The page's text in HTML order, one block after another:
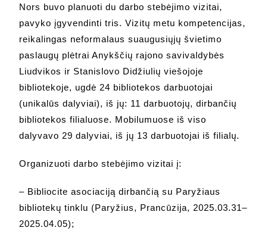
Nors buvo planuoti du darbo stebėjimo vizitai,
pavyko įgyvendinti tris. Vizitų metu kompetencijas,
reikalingas neformalaus suaugusiųjų švietimo
paslaugų plėtrai Anykščių rajono savivaldybės
Liudvikos ir Stanislovo Didžiulių viešojoje
bibliotekoje, ugdė 24 bibliotekos darbuotojai
(unikalūs dalyviai), iš jų: 11 darbuotojų, dirbančių
bibliotekos filialuose. Mobilumuose iš viso
dalyvavo 29 dalyviai, iš jų 13 darbuotojai iš filialų.
Organizuoti darbo stebėjimo vizitai į:
– Bibliocite asociaciją dirbančią su Paryžiaus
bibliotekų tinklu (Paryžius, Prancūzija, 2025.03.31–
2025.04.05);